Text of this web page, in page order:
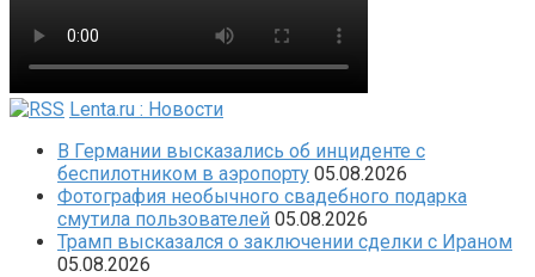
Lenta.ru : Новости
В Германии высказались об инциденте с
беспилотником в аэропорту 05.08.2026
Фотография необычного свадебного подарка
смутила пользователей 05.08.2026
Трамп высказался о заключении сделки с Ираном
05.08.2026